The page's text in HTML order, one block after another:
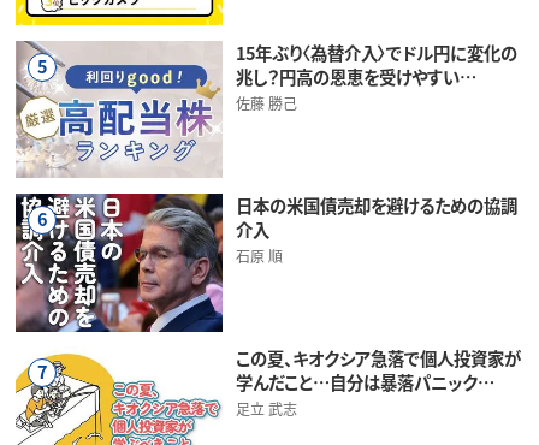
5
15年ぶり〈為替介入〉でドル円に変化の
兆し？円高の恩恵を受けやすい…
佐藤 勝己
6
日本の米国債売却を避けるための協調
介入
石原 順
7
この夏、キオクシア急落で個人投資家が
学んだこと…自分は暴落パニック…
足立 武志